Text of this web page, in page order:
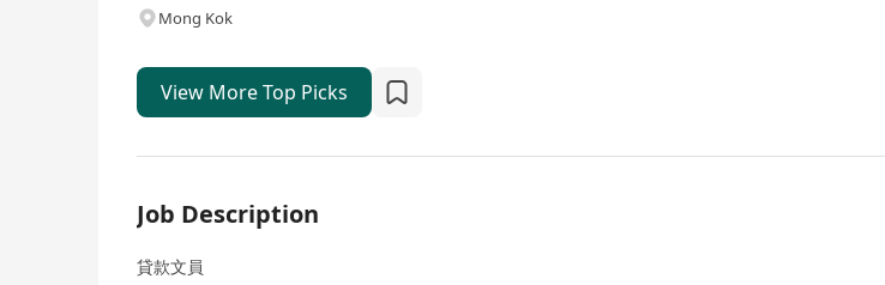
Mong Kok
View More Top Picks
Job Description
貸款文員